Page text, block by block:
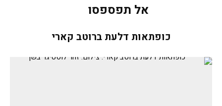
אל תפספסו
כופתאות דלעת ברוטב קארי